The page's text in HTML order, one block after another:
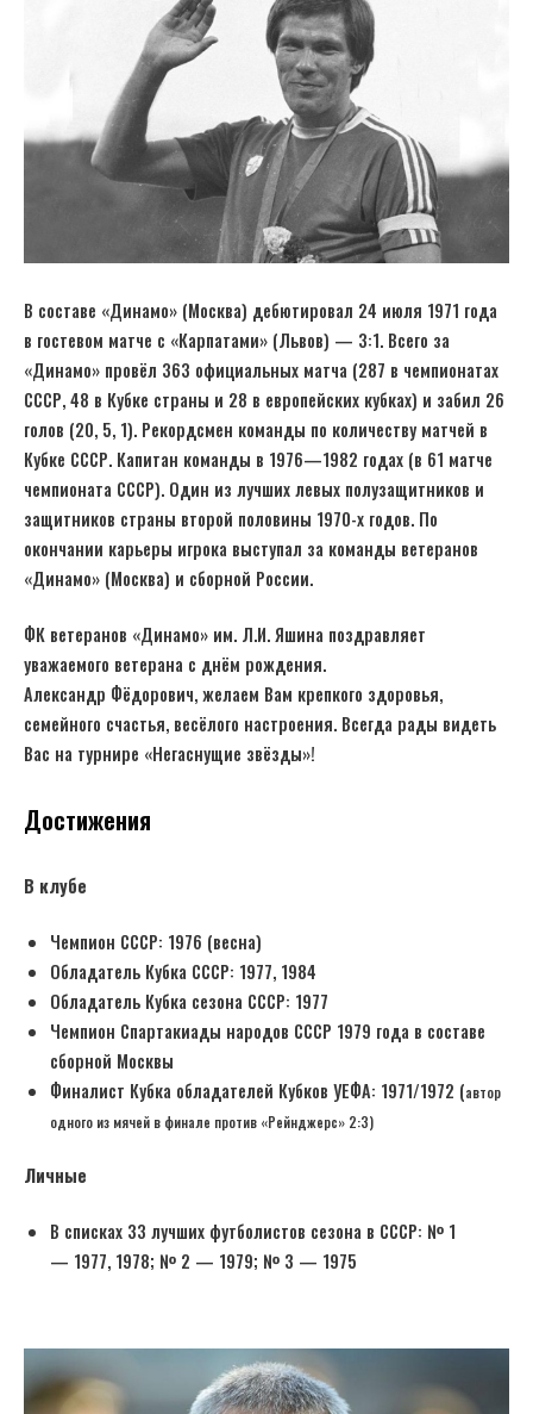
В составе «Динамо» (Москва) дебютировал 24 июля 1971 года
в гостевом матче с «Карпатами» (Львов) — 3:1. Всего за
«Динамо» провёл 363 официальных матча (287 в чемпионатах
СССР, 48 в Кубке страны и 28 в европейских кубках) и забил 26
голов (20, 5, 1). Рекордсмен команды по количеству матчей в
Кубке СССР. Капитан команды в 1976—1982 годах (в 61 матче
чемпионата СССР). Один из лучших левых полузащитников и
защитников страны второй половины 1970-х годов. По
окончании карьеры игрока выступал за команды ветеранов
«Динамо» (Москва) и сборной России.
ФК ветеранов «Динамо» им. Л.И. Яшина поздравляет
уважаемого ветерана с днём рождения.
Александр Фёдорович, желаем Вам крепкого здоровья,
семейного счастья, весёлого настроения. Всегда рады видеть
Вас на турнире «Негаснущие звёзды»!
Достижения
В клубе
Чемпион СССР: 1976 (весна)
Обладатель Кубка СССР: 1977, 1984
Обладатель Кубка сезона СССР: 1977
Чемпион Спартакиады народов СССР 1979 года в составе
сборной Москвы
Финалист Кубка обладателей Кубков УЕФА: 1971/1972 (автор
одного из мячей в финале против «Рейнджерс» 2:3)
Личные
В списках 33 лучших футболистов сезона в СССР: № 1
— 1977, 1978; № 2 — 1979; № 3 — 1975